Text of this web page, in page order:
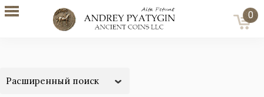
0
Расширенный поиск